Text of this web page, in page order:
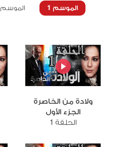
الموسم 1 الموسم 2
ولادة من الخاصرة
الجزء الأول
الحلقة 1